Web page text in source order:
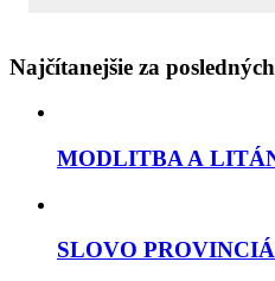
Najčítanejšie za
MODLITBA A
SLOVO